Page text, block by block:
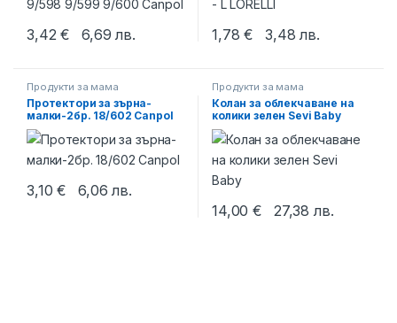
3,42€ 6,69лв.
This product has multiple variants. The options may be chosen
1,78€ 3,48лв.
This product has multiple
Продукти за мама
Протектори за зърна-
малки-2бр. 18/602 Canpol
3,10€ 6,06лв.
Продукти за мама
Колан за облекчаване на
колики зелен Sevi Baby
14,00€ 27,38лв.